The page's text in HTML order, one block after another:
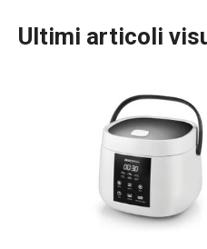
Preparazione degli
Elettrodomestici
Ultimi articoli